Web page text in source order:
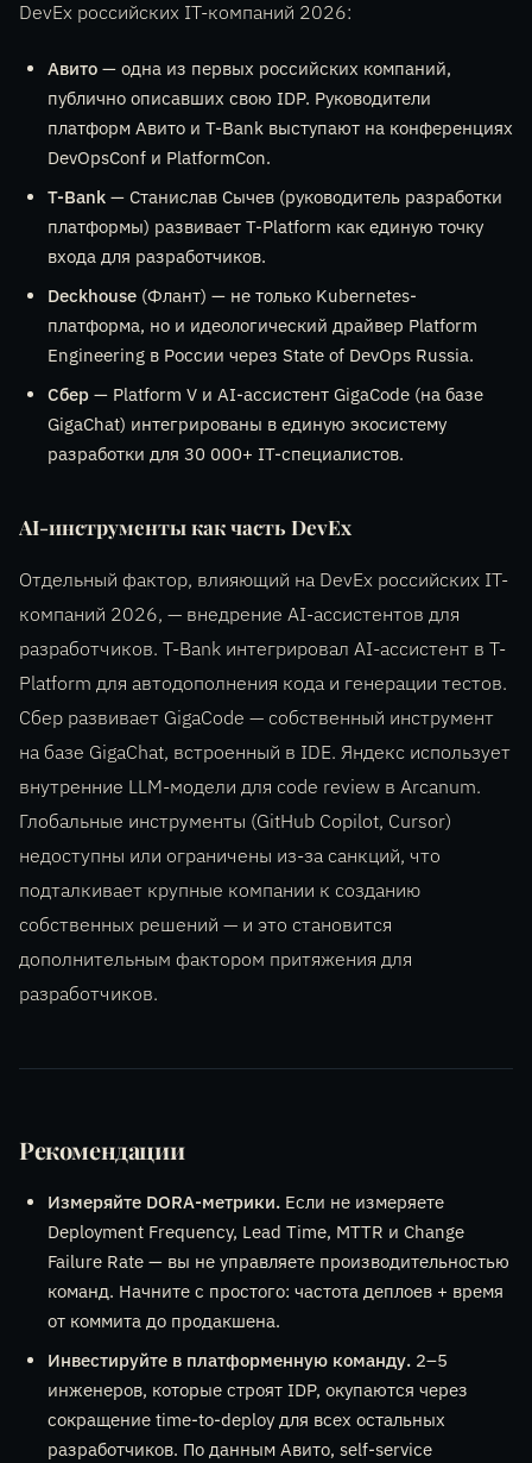
DevEx российских IT-компаний 2026:
Авито — одна из первых российских компаний,
публично описавших свою IDP. Руководители
платформ Авито и T-Bank выступают на конференциях
DevOpsConf и PlatformCon.
T-Bank — Станислав Сычев (руководитель разработки
платформы) развивает T-Platform как единую точку
входа для разработчиков.
Deckhouse (Флант) — не только Kubernetes-
платформа, но и идеологический драйвер Platform
Engineering в России через State of DevOps Russia.
Сбер — Platform V и AI-ассистент GigaCode (на базе
GigaChat) интегрированы в единую экосистему
разработки для 30 000+ IT-специалистов.
AI-инструменты как часть DevEx
Отдельный фактор, влияющий на DevEx российских IT-
компаний 2026, — внедрение AI-ассистентов для
разработчиков. T-Bank интегрировал AI-ассистент в T-
Platform для автодополнения кода и генерации тестов.
Сбер развивает GigaCode — собственный инструмент
на базе GigaChat, встроенный в IDE. Яндекс использует
внутренние LLM-модели для code review в Arcanum.
Глобальные инструменты (GitHub Copilot, Cursor)
недоступны или ограничены из-за санкций, что
подталкивает крупные компании к созданию
собственных решений — и это становится
дополнительным фактором притяжения для
разработчиков.
Рекомендации
Измеряйте DORA-метрики. Если не измеряете
Deployment Frequency, Lead Time, MTTR и Change
Failure Rate — вы не управляете производительностью
команд. Начните с простого: частота деплоев + время
от коммита до продакшена.
Инвестируйте в платформенную команду. 2–5
инженеров, которые строят IDP, окупаются через
сокращение time-to-deploy для всех остальных
разработчиков. По данным Авито, self-service